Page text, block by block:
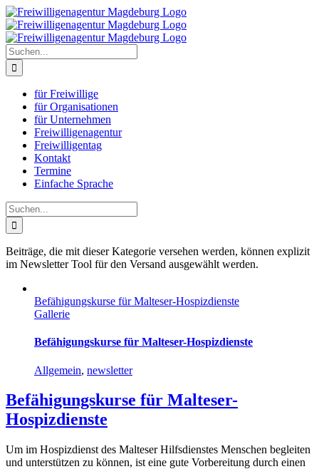
Zum
Inhalt
springen
Suche
nach:
für Freiwillige
für Organisationen
für Unternehmen
Freiwilligenagentur
Freiwilligentag
Kontakt
Termine
Einfache Sprache
Suche
nach:
Beiträge, die mit dieser Kategorie versehen werden, können explizit
im Newsletter Tool für den Versand ausgewählt werden.
Befähigungskurse für Malteser-Hospizdienste
Gallerie
Befähigungskurse für Malteser-Hospizdienste
Allgemein, newsletter
Befähigungskurse für Malteser-
Hospizdienste
Um im Hospizdienst des Malteser Hilfsdienstes Menschen begleiten
und unterstützen zu können, ist eine gute Vorbereitung durch einen